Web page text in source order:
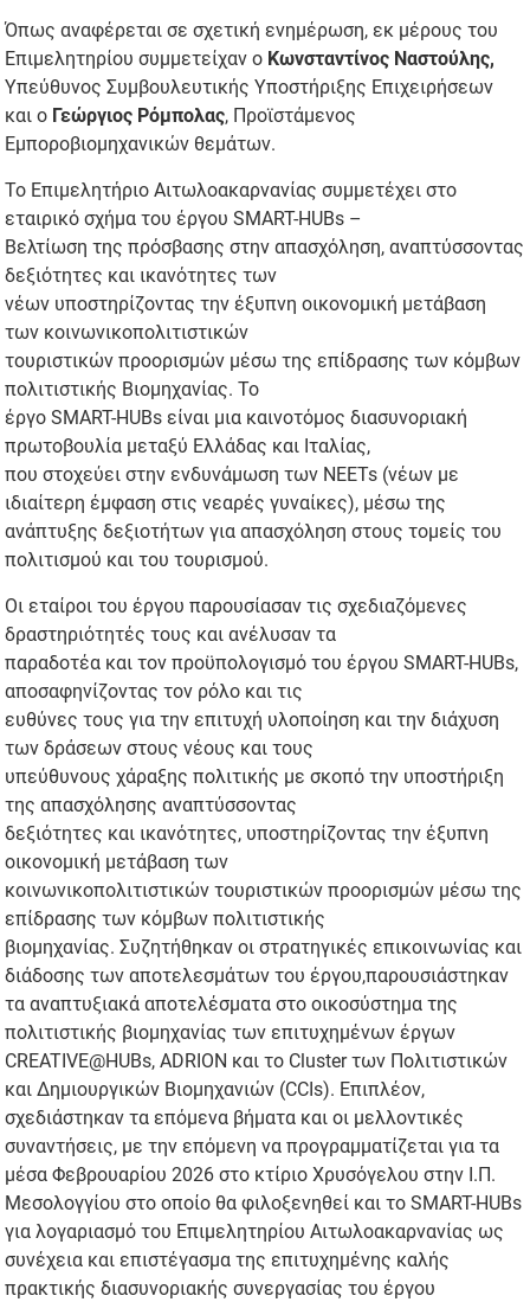
Όπως αναφέρεται σε σχετική ενημέρωση, εκ μέρους του
Επιμελητηρίου συμμετείχαν ο Κωνσταντίνος Ναστούλης,
Υπεύθυνος Συμβουλευτικής Υποστήριξης Επιχειρήσεων
και ο Γεώργιος Ρόμπολας, Προϊστάμενος
Εμποροβιομηχανικών θεμάτων.
Το Επιμελητήριο Αιτωλοακαρνανίας συμμετέχει στο
εταιρικό σχήμα του έργου SMART-HUBs –
Βελτίωση της πρόσβασης στην απασχόληση, αναπτύσσοντας
δεξιότητες και ικανότητες των
νέων υποστηρίζοντας την έξυπνη οικονομική μετάβαση
των κοινωνικοπολιτιστικών
τουριστικών προορισμών μέσω της επίδρασης των κόμβων
πολιτιστικής Βιομηχανίας. Το
έργο SMART-HUBs είναι μια καινοτόμος διασυνοριακή
πρωτοβουλία μεταξύ Ελλάδας και Ιταλίας,
που στοχεύει στην ενδυνάμωση των NEETs (νέων με
ιδιαίτερη έμφαση στις νεαρές γυναίκες), μέσω της
ανάπτυξης δεξιοτήτων για απασχόληση στους τομείς του
πολιτισμού και του τουρισμού.
Οι εταίροι του έργου παρουσίασαν τις σχεδιαζόμενες
δραστηριότητές τους και ανέλυσαν τα
παραδοτέα και τον προϋπολογισμό του έργου SMART-HUBs,
αποσαφηνίζοντας τον ρόλο και τις
ευθύνες τους για την επιτυχή υλοποίηση και την διάχυση
των δράσεων στους νέους και τους
υπεύθυνους χάραξης πολιτικής με σκοπό την υποστήριξη
της απασχόλησης αναπτύσσοντας
δεξιότητες και ικανότητες, υποστηρίζοντας την έξυπνη
οικονομική μετάβαση των
κοινωνικοπολιτιστικών τουριστικών προορισμών μέσω της
επίδρασης των κόμβων πολιτιστικής
βιομηχανίας. Συζητήθηκαν οι στρατηγικές επικοινωνίας και
διάδοσης των αποτελεσμάτων του έργου,παρουσιάστηκαν
τα αναπτυξιακά αποτελέσματα στο οικοσύστημα της
πολιτιστικής βιομηχανίας των επιτυχημένων έργων
CREATIVE@HUBs, ADRION και το Cluster των Πολιτιστικών
και Δημιουργικών Βιομηχανιών (CCIs). Επιπλέον,
σχεδιάστηκαν τα επόμενα βήματα και οι μελλοντικές
συναντήσεις, με την επόμενη να προγραμματίζεται για τα
μέσα Φεβρουαρίου 2026 στο κτίριο Χρυσόγελου στην Ι.Π.
Μεσολογγίου στο οποίο θα φιλοξενηθεί και το SMART-HUBs
για λογαριασμό του Επιμελητηρίου Αιτωλοακαρνανίας ως
συνέχεια και επιστέγασμα της επιτυχημένης καλής
πρακτικής διασυνοριακής συνεργασίας του έργου